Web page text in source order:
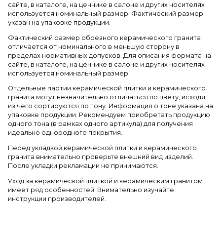
сайте, в каталоге, на ценнике в салоне и других носителях
используется номинальный размер. Фактический размер
указан на упаковке продукции.
Фактический размер обрезного керамического гранита
отличается от номинального в меньшую сторону в
пределах нормативных допусков. Для описания формата на
сайте, в каталоге, на ценнике в салоне и других носителях
используется номинальный размер.
Отдельные партии керамической плитки и керамического
гранита могут незначительно отличаться по цвету, исходя
из чего сортируются по тону. Информация о тоне указана на
упаковке продукции. Рекомендуем приобретать продукцию
одного тона (в рамках одного артикула) для получения
идеально однородного покрытия.
Перед укладкой керамической плитки и керамического
гранита внимательно проверьте внешний вид изделий.
После укладки рекламации не принимаются.
Уход за керамической плиткой и керамическим гранитом
имеет ряд особенностей. Внимательно изучайте
инструкции производителей.